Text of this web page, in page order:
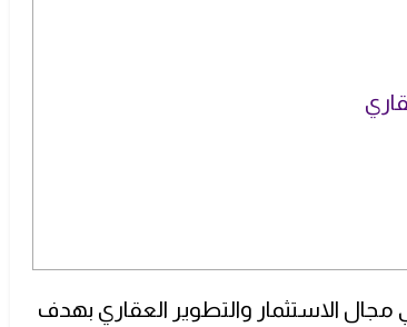
الاستثمار والتطوير العقاري بهدف